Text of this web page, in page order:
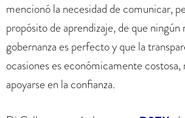
mencionó la necesidad de comunicar,
propósito de aprendizaje, de que ningún
gobernanza es perfecto y que la
ocasiones es económicamente costosa,
apoyarse en la confianza.